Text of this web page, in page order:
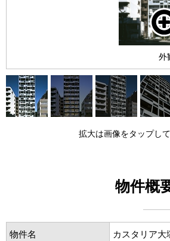
外
拡大は画像をタップし
物件概
物件名 カスタリア大